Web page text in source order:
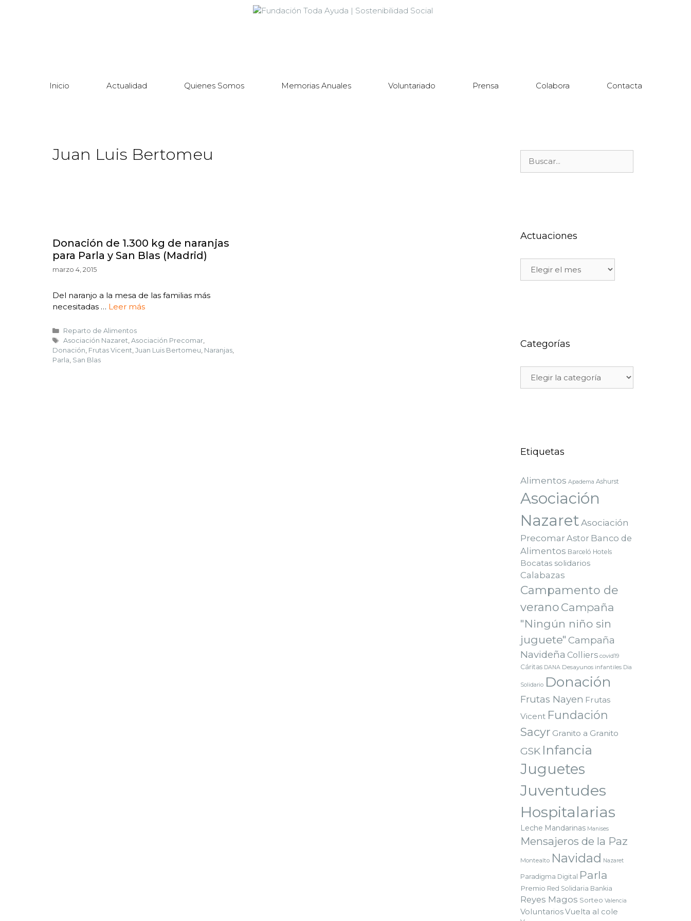
Inicio Actualidad Quienes Somos Memorias Anuales Voluntariado Prensa Colabora Contacta
Juan Luis Bertomeu
Donación de 1.300 kg de naranjas
para Parla y San Blas (Madrid)
marzo 4, 2015
Del naranjo a la mesa de las familias más
necesitadas … Leer más
Reparto de Alimentos
Asociación Nazaret Asociación Precomar,
Donación Frutas Vicent Juan Luis Bertomeu Naranjas
Parla San Blas
Actuaciones
Categorías
Etiquetas
Alimentos Apadema Ashurst
Asociación
NazaretAsociación
PrecomarAstor Banco de
Alimentos Barceló Hotels
Bocatas solidarios
Calabazas
Campamento de
verano Campaña
"Ningún niño sin
juguete" Campaña
Navideña Colliers covid19
Cáritas DANA Desayunos infantiles Dia
Solidario Donación
Frutas Nayen Frutas
Vicent Fundación
Sacyr Granito a Granito
GSK Infancia
Juguetes
Juventudes
Hospitalarias
Leche Mandarinas Manises
Mensajeros de la Paz
Montealto Navidad Nazaret
Paradigma Digital Parla
Premio Red Solidaria Bankia
Reyes Magos Sorteo Valencia
VoluntariosVuelta al cole